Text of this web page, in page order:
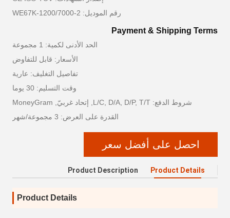
رقم الموديل: 2-WE67K-1200/7000
Payment & Shipping Terms
الحد الأدنى لكمية: 1 مجموعة
الأسعار: قابل للتفاوض
تفاصيل التغليف: عارية
وقت التسليم: 30 يوما
شروط الدفع: L/C, D/A, D/P, T/T, إتحاد غربيّ, MoneyGram
القدرة على العرض: 3 مجموعة/شهر
احصل على أفضل سعر
Product Details
Product Description
Product Details